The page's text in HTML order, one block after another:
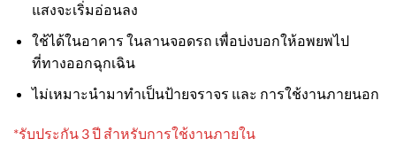
แสงจะเริ่มอ่อนลง
ใช้ได้ในอาคาร ในลานจอดรถ เพื่อบ่งบอกให้อพยพไป
ที่ทางออกฉุกเฉิน
ไม่เหมาะนำมาทำเป็นป้ายจราจร และ การใช้งานภายนอก
*รับประกัน 3 ปี สำหรับการใช้งานภายใน